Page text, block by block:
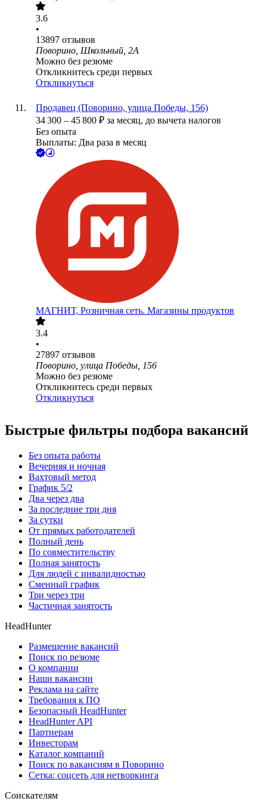
3.6
•
13897 отзывов
Поворино, Школьный, 2А
Можно без резюме
Откликнитесь среди первых
Откликнуться
Продавец (Поворино, улица Победы, 156)
34 300 – 45 800 ₽ за месяц, до вычета налогов
Без опыта
Выплаты: Два раза в месяц
МАГНИТ, Розничная сеть. Магазины продуктов
3.4
•
27897 отзывов
Поворино, улица Победы, 156
Можно без резюме
Откликнитесь среди первых
Откликнуться
Быстрые фильтры подбора вакансий
Без опыта работы
Вечерняя и ночная
Вахтовый метод
График 5/2
Два через два
За последние три дня
За сутки
От прямых работодателей
Полный день
По совместительству
Полная занятость
Для людей с инвалидностью
Сменный график
Три через три
Частичная занятость
HeadHunter
Размещение вакансий
Поиск по резюме
О компании
Наши вакансии
Реклама на сайте
Требования к ПО
Безопасный HeadHunter
HeadHunter API
Партнерам
Инвесторам
Каталог компаний
Поиск по вакансиям в Поворино
Сетка: соцсеть для нетворкинга
Соискателям